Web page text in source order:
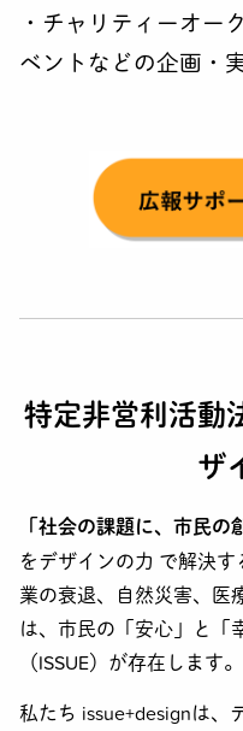
・チャリティーオー
ベントなどの企画・
特定非営利活動
ザ
「社会の課題に、市民の
をデザインの力 で解決
業の衰退、自然災害、医
は、市民の「安心」と「
（ISSUE）が存在します。
私たち issue+designは、